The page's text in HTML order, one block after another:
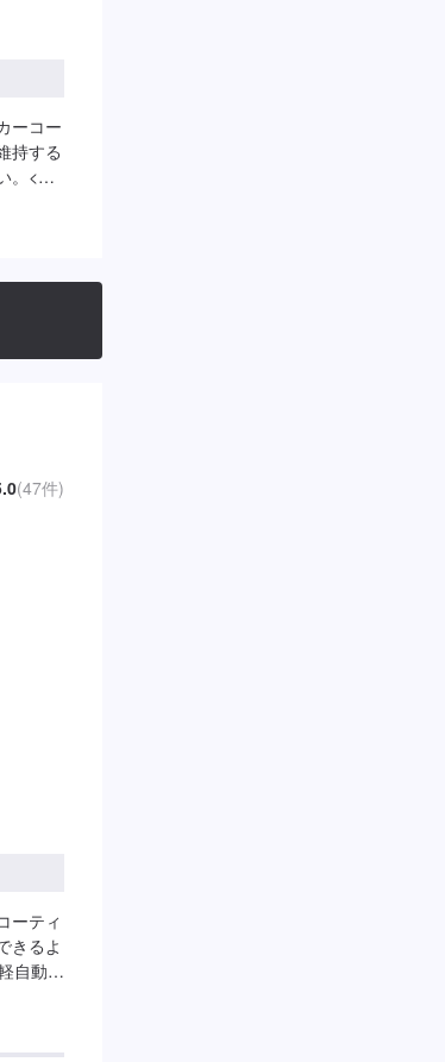
ーコー
持する
。<目
(47件)
ーティ
きるよ
自動